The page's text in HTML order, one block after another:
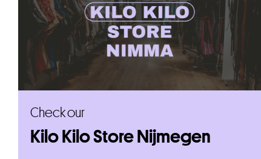
Check our
Kilo Kilo Store Nijmegen